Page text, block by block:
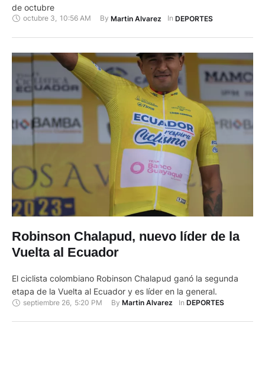
de octubre
octubre 3, 10:56 AM By Martin Alvarez In DEPORTES
Robinson Chalapud, nuevo líder de la
Vuelta al Ecuador
El ciclista colombiano Robinson Chalapud ganó la segunda
etapa de la Vuelta al Ecuador y es líder en la general.
septiembre 26 5:20 PM By Martin Alvarez In DEPORTES